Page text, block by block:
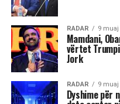
ndjenja e xhelozisë
shpesh nënvlerësojnë
pozicionin e tyre,
Astrologjia i këshillon
shumë përulësi për të
panevojshme.